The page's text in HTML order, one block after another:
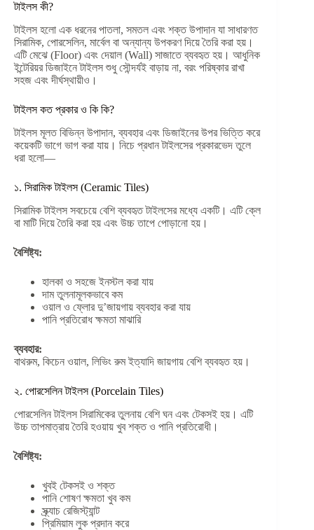
টাইলস কী?
টাইলস হলো এক ধরনের পাতলা, সমতল এবং শক্ত উপাদান যা সাধারণত
সিরামিক, পোরসেলিন, মার্বেল বা অন্যান্য উপকরণ দিয়ে তৈরি করা হয়।
এটি মেঝে (Floor) এবং দেয়াল (Wall) সাজাতে ব্যবহৃত হয়। আধুনিক
ইন্টেরিয়র ডিজাইনে টাইলস শুধু সৌন্দর্যই বাড়ায় না, বরং পরিষ্কার রাখা
সহজ এবং দীর্ঘস্থায়ীও।
টাইলস কত প্রকার ও কি কি?
টাইলস মূলত বিভিন্ন উপাদান, ব্যবহার এবং ডিজাইনের উপর ভিত্তি করে
কয়েকটি ভাগে ভাগ করা যায়। নিচে প্রধান টাইলসের প্রকারভেদ তুলে
ধরা হলো—
১. সিরামিক টাইলস (Ceramic Tiles)
সিরামিক টাইলস সবচেয়ে বেশি ব্যবহৃত টাইলসের মধ্যে একটি। এটি ক্লে
বা মাটি দিয়ে তৈরি করা হয় এবং উচ্চ তাপে পোড়ানো হয়।
বৈশিষ্ট্য:
হালকা ও সহজে ইনস্টল করা যায়
দাম তুলনামূলকভাবে কম
ওয়াল ও ফ্লোর দু’জায়গায় ব্যবহার করা যায়
পানি প্রতিরোধ ক্ষমতা মাঝারি
ব্যবহার:
বাথরুম, কিচেন ওয়াল, লিভিং রুম ইত্যাদি জায়গায় বেশি ব্যবহৃত হয়।
২. পোরসেলিন টাইলস (Porcelain Tiles)
পোরসেলিন টাইলস সিরামিকের তুলনায় বেশি ঘন এবং টেকসই হয়। এটি
উচ্চ তাপমাত্রায় তৈরি হওয়ায় খুব শক্ত ও পানি প্রতিরোধী।
বৈশিষ্ট্য:
খুবই টেকসই ও শক্ত
পানি শোষণ ক্ষমতা খুব কম
স্ক্র্যাচ রেজিস্ট্যান্ট
প্রিমিয়াম লুক প্রদান করে